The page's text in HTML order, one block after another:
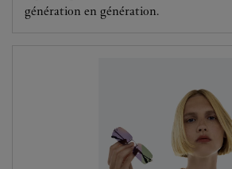
génération en génération.